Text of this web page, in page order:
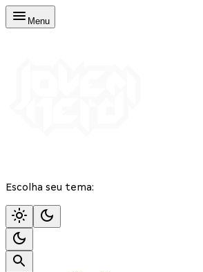
Menu
Escolha seu tema: